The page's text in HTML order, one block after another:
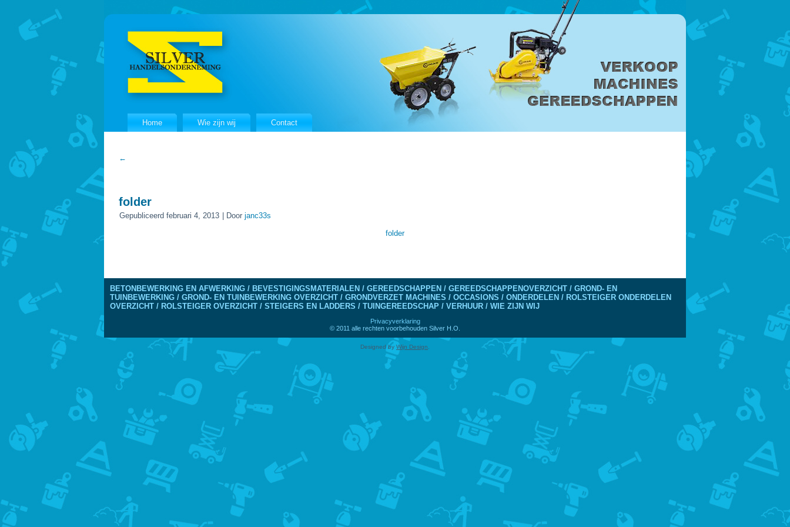
Home Wie zijn wij Contact
←
folder
Gepubliceerd februari 4, 2013 Door janc33s
folder
BETONBEWERKING EN AFWERKING / BEVESTIGINGSMATERIALEN / GEREEDSCHAPPEN / GEREEDSCHAPPENOVERZICHT / GROND- EN
TUINBEWERKING / GROND- EN TUINBEWERKING OVERZICHT / GRONDVERZET MACHINES / OCCASIONS / ONDERDELEN / ROLSTEIGER ONDERDELEN
OVERZICHT / ROLSTEIGER OVERZICHT / STEIGERS EN LADDERS / TUINGEREEDSCHAP / VERHUUR / WIE ZIJN WIJ
Privacyverklaring
© 2011 alle rechten voorbehouden Silver H.O.
Designed by Wijn Design